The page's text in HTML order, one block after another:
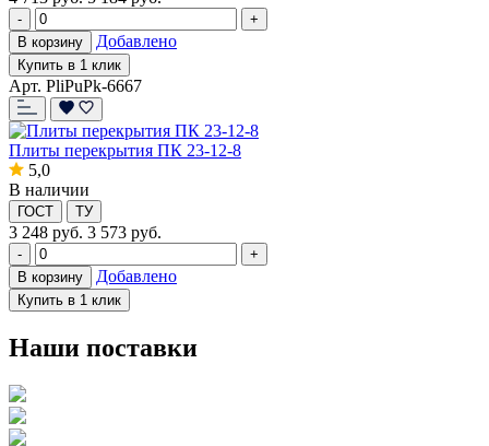
-
+
В корзину
Добавлено
Купить в 1 клик
Арт. PliPuPk-6667
Плиты перекрытия ПК 23-12-8
5,0
В наличии
ГОСТ ТУ
3 248 руб. 3 573 руб.
-
+
В корзину
Добавлено
Купить в 1 клик
Наши поставки